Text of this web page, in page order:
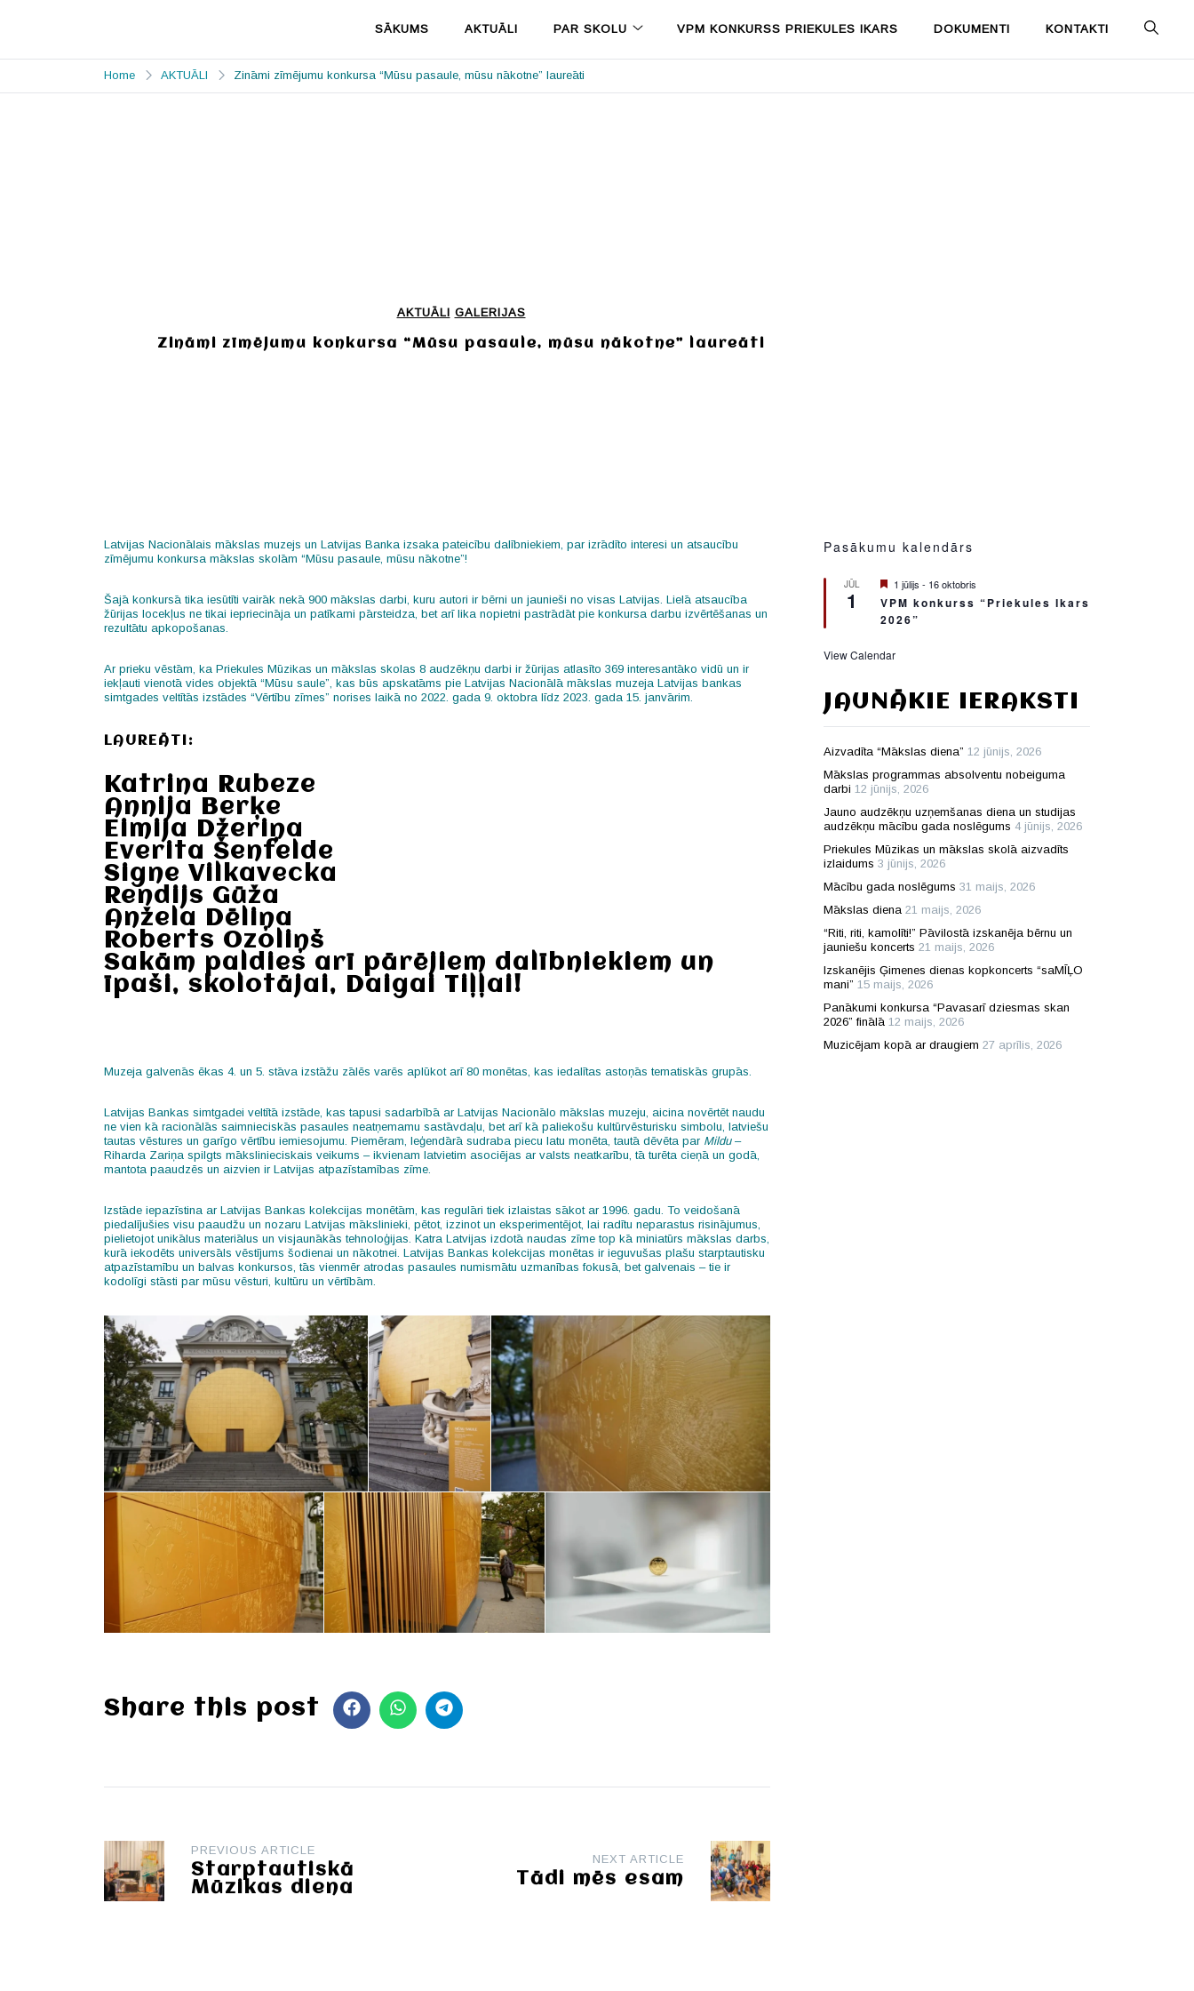
MŪZIKAS un
MĀKSLAS
SĀKUMS AKTUĀLI PAR SKOLU VPM KONKURSS PRIEKULES IKARS DOKUMENTI KONTAKTI
Home AKTUĀLI Zināmi zīmējumu konkursa “Mūsu pasaule, mūsu nākotne” laureāti
AKTUĀLI GALERIJAS
Zināmi zīmējumu konkursa “Mūsu pasaule, mūsu nākotne” laureāti
Latvijas Nacionālais mākslas muzejs un Latvijas Banka izsaka pateicību dalībniekiem, par izrādīto interesi un atsaucību
zīmējumu konkursa mākslas skolām “Mūsu pasaule, mūsu nākotne”!
Šajā konkursā tika iesūtīti vairāk nekā 900 mākslas darbi, kuru autori ir bērni un jaunieši no visas Latvijas. Lielā atsaucība
žūrijas locekļus ne tikai iepriecināja un patīkami pārsteidza, bet arī lika nopietni pastrādāt pie konkursa darbu izvērtēšanas un
rezultātu apkopošanas.
Ar prieku vēstām, ka Priekules Mūzikas un mākslas skolas 8 audzēkņu darbi ir žūrijas atlasīto 369 interesantāko vidū un ir
iekļauti vienotā vides objektā “Mūsu saule”, kas būs apskatāms pie Latvijas Nacionālā mākslas muzeja Latvijas bankas
simtgades veltītās izstādes “Vērtību zīmes” norises laikā no 2022. gada 9. oktobra līdz 2023. gada 15. janvārim.
LAUREĀTI:
Katrina Rubeze
Annija Berķe
Eimija Džeriņa
Everita Šenfelde
Signe Vilkavecka
Rendijs Gūža
Anžela Dēliņa
Roberts Ozoliņš
Sakām paldies arī pārējiem dalībniekiem un
īpaši, skolotājai, Daigai Tiļļai!
Muzeja galvenās ēkas 4. un 5. stāva izstāžu zālēs varēs aplūkot arī 80 monētas, kas iedalītas astoņās tematiskās grupās.
Latvijas Bankas simtgadei veltītā izstāde, kas tapusi sadarbībā ar Latvijas Nacionālo mākslas muzeju, aicina novērtēt naudu
ne vien kā racionālās saimnieciskās pasaules neatņemamu sastāvdaļu, bet arī kā paliekošu kultūrvēsturisku simbolu, latviešu
tautas vēstures un garīgo vērtību iemiesojumu. Piemēram, leģendārā sudraba piecu latu monēta, tautā dēvēta par Mildu–
Riharda Zariņa spilgts mākslinieciskais veikums – ikvienam latvietim asociējas ar valsts neatkarību, tā turēta cieņā un godā,
mantota paaudzēs un aizvien ir Latvijas atpazīstamības zīme.
Izstāde iepazīstina ar Latvijas Bankas kolekcijas monētām, kas regulāri tiek izlaistas sākot ar 1996. gadu. To veidošanā
piedalījušies visu paaudžu un nozaru Latvijas mākslinieki, pētot, izzinot un eksperimentējot, lai radītu neparastus risinājumus,
pielietojot unikālus materiālus un visjaunākās tehnoloģijas. Katra Latvijas izdotā naudas zīme top kā miniatūrs mākslas darbs,
kurā iekodēts universāls vēstījums šodienai un nākotnei. Latvijas Bankas kolekcijas monētas ir ieguvušas plašu starptautisku
atpazīstamību un balvas konkursos, tās vienmēr atrodas pasaules numismātu uzmanības fokusā, bet galvenais – tie ir
kodolīgi stāsti par mūsu vēsturi, kultūru un vērtībām.
Share this post
Post
navigation PREVIOUS ARTICLE
Starptautiskā
Mūzikas diena
NEXT ARTICLE
Tādi mēs esam
Pasākumu kalendārs
JŪL
1
Featured
1 jūlijs - 16 oktobris
VPM konkurss “Priekules Ikars
2026”
View Calendar
JAUNĀKIE IERAKSTI
Aizvadīta “Mākslas diena” 12 jūnijs, 2026
Mākslas programmas absolventu nobeiguma
darbi 12 jūnijs, 2026
Jauno audzēkņu uzņemšanas diena un studijas
audzēkņu mācību gada noslēgums 4 jūnijs, 2026
Priekules Mūzikas un mākslas skolā aizvadīts
izlaidums 3 jūnijs, 2026
Mācību gada noslēgums 31 maijs, 2026
Mākslas diena 21 maijs, 2026
“Riti, riti, kamolīti!” Pāvilostā izskanēja bērnu un
jauniešu koncerts 21 maijs, 2026
Izskanējis Ģimenes dienas kopkoncerts “saMĪĻO
mani” 15 maijs, 2026
Panākumi konkursa “Pavasarī dziesmas skan
2026” finālā 12 maijs, 2026
Muzicējam kopā ar draugiem 27 aprīlis, 2026